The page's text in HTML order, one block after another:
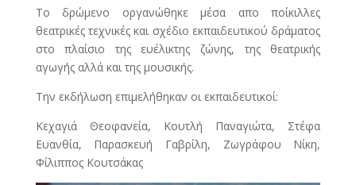
Το δρώμενο οργανώθηκε μέσα απο ποίκιλλες
θεατρικές τεχνικές και σχέδιο εκπαιδευτικού δράματος
στο πλαίσιο της ευέλικτης ζώνης, της θεατρικής
αγωγής αλλά και της μουσικής.
Την εκδήλωση επιμελήθηκαν οι εκπαιδευτικοί:
Κεχαγιά Θεοφανεία, Κουτλή Παναγιώτα, Στέφα
Ευανθία, Παρασκευή Γαβρίλη, Ζωγράφου Νίκη,
Φίλιππος Κουτσάκας